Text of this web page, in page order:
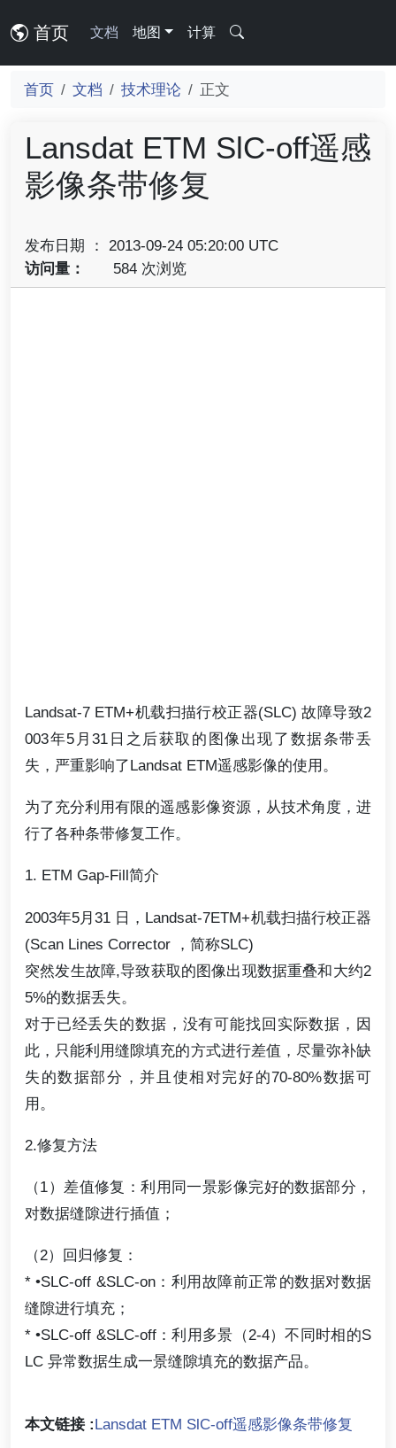
首页 文档 地图 计算
首页 文档 技术理论 正文
Lansdat ETM SlC-off遥感
影像条带修复
发布日期 ： 2013-09-24 05:20:00 UTC
访问量：
584 次浏览
Landsat-7 ETM+机载扫描行校正器(SLC) 故障导致2
003年5月31日之后获取的图像出现了数据条带丢
失，严重影响了Landsat ETM遥感影像的使用。
为了充分利用有限的遥感影像资源，从技术角度，进
行了各种条带修复工作。
1. ETM Gap-Fill简介
2003年5月31 日，Landsat-7ETM+机载扫描行校正器
(Scan Lines Corrector ，简称SLC)
突然发生故障,导致获取的图像出现数据重叠和大约2
5%的数据丢失。
对于已经丢失的数据，没有可能找回实际数据，因
此，只能利用缝隙填充的方式进行差值，尽量弥补缺
失的数据部分，并且使相对完好的70-80%数据可
用。
2.修复方法
（1）差值修复：利用同一景影像完好的数据部分，
对数据缝隙进行插值；
（2）回归修复：
* •SLC-off &SLC-on：利用故障前正常的数据对数据
缝隙进行填充；
* •SLC-off &SLC-off：利用多景（2-4）不同时相的S
LC 异常数据生成一景缝隙填充的数据产品。
本文链接 :Lansdat ETM SlC-off遥感影像条带修复